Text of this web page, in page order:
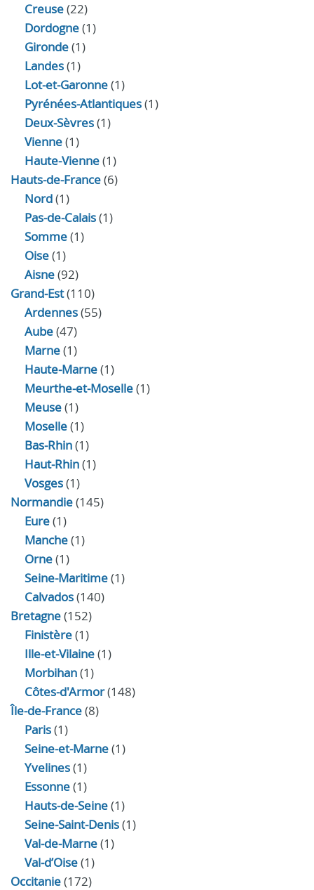
Creuse(22)
Dordogne(1)
Gironde(1)
Landes(1)
Lot-et-Garonne(1)
Pyrénées-Atlantiques(1)
Deux-Sèvres(1)
Vienne(1)
Haute-Vienne(1)
Hauts-de-France(6)
Nord(1)
Pas-de-Calais(1)
Somme(1)
Oise(1)
Aisne(92)
Grand-Est(110)
Ardennes(55)
Aube(47)
Marne(1)
Haute-Marne(1)
Meurthe-et-Moselle(1)
Meuse(1)
Moselle(1)
Bas-Rhin(1)
Haut-Rhin(1)
Vosges(1)
Normandie(145)
Eure(1)
Manche(1)
Orne(1)
Seine-Maritime(1)
Calvados(140)
Bretagne(152)
Finistère(1)
Ille-et-Vilaine(1)
Morbihan(1)
Côtes-d'Armor(148)
Île-de-France(8)
Paris(1)
Seine-et-Marne(1)
Yvelines(1)
Essonne(1)
Hauts-de-Seine(1)
Seine-Saint-Denis(1)
Val-de-Marne(1)
Val-d’Oise(1)
Occitanie(172)